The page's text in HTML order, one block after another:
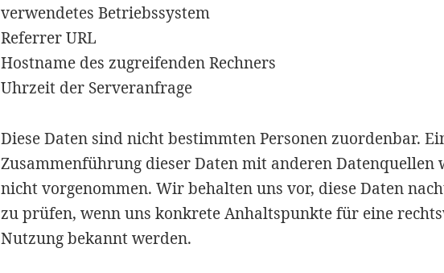
verwendetes Betriebssystem
Referrer URL
Hostname des zugreifenden Rechners
Uhrzeit der Serveranfrage
Diese Daten sind nicht bestimmten Personen zuordenbar.
Zusammenführung dieser Daten mit anderen Datenquellen
nicht vorgenommen. Wir behalten uns vor, diese Daten
zu prüfen, wenn uns konkrete Anhaltspunkte für eine
Nutzung bekannt werden.